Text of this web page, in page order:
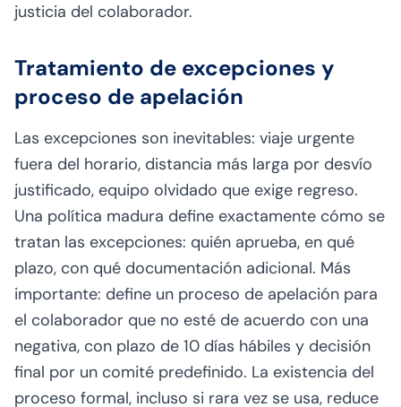
justicia del colaborador.
Tratamiento de excepciones y
proceso de apelación
Las excepciones son inevitables: viaje urgente
fuera del horario, distancia más larga por desvío
justificado, equipo olvidado que exige regreso.
Una política madura define exactamente cómo se
tratan las excepciones: quién aprueba, en qué
plazo, con qué documentación adicional. Más
importante: define un proceso de apelación para
el colaborador que no esté de acuerdo con una
negativa, con plazo de 10 días hábiles y decisión
final por un comité predefinido. La existencia del
proceso formal, incluso si rara vez se usa, reduce